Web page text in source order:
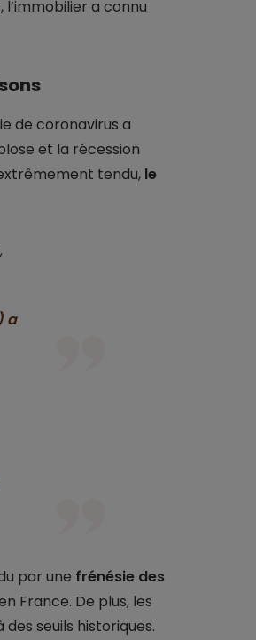
a connu
de coronavirus a
et la récession
tendu, le
a
par une frénésie des
France. De plus, les
seuils historiques.